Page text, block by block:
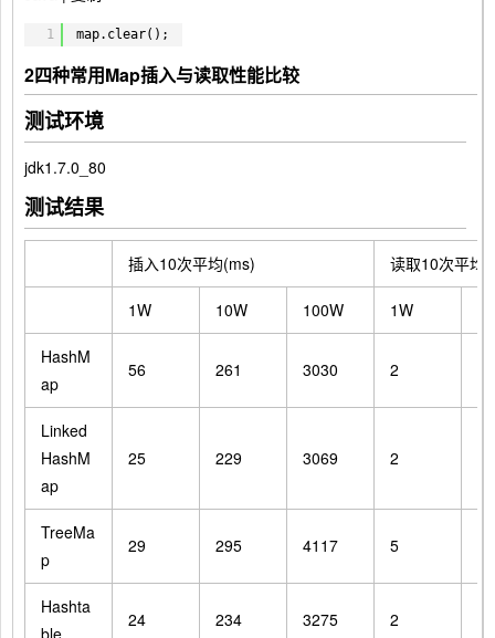
1 map.clear();
2四种常用Map插入与读取性能比较
测试环境
jdk1.7.0_80
测试结果
插入10次平均(ms) 读取10次平均
1W 10W 100W 1W
HashM
ap
56 261 3030 2
Linked
HashM
ap
25 229 3069 2
TreeMa
p
29 295 4117 5
Hashta
ble
24 234 3275 2